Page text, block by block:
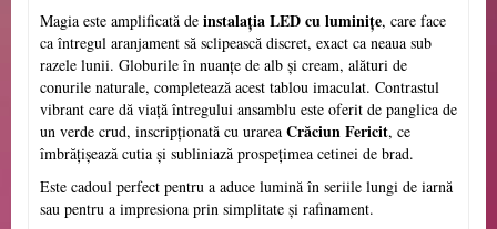
Magia este amplificată de instalația LED cu luminițe, care face
ca întregul aranjament să sclipească discret, exact ca neaua sub
razele lunii. Globurile în nuanțe de alb și cream, alături de
conurile naturale, completează acest tablou imaculat. Contrastul
vibrant care dă viață întregului ansamblu este oferit de panglica de
un verde crud, inscripționată cu urarea Crăciun Fericit, ce
îmbrățișează cutia și subliniază prospețimea cetinei de brad.
Este cadoul perfect pentru a aduce lumină în seriile lungi de iarnă
sau pentru a impresiona prin simplitate și rafinament.